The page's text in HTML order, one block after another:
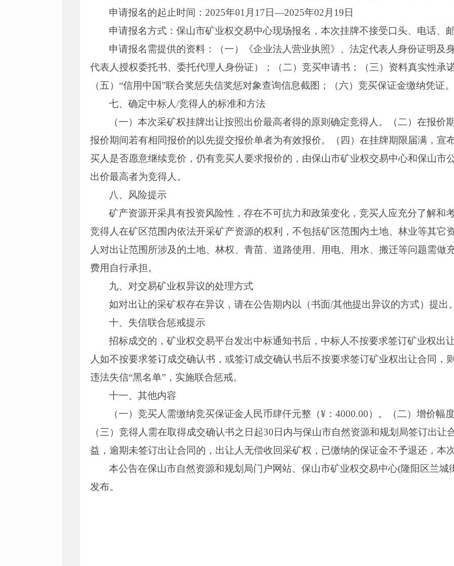
申请报名的起止时间：2025年01月17日—2025年02月19日
申请报名方式：保山市矿业权交易中心现场报名，本次挂牌不接受口头、电话、
申请报名需提供的资料：（一）《企业法人营业执照》、法定代表人身份证明及
代表人授权委托书、委托代理人身份证）；（二）竞买申请书；（三）资料真实性承
（五）“信用中国”联合奖惩失信奖惩对象查询信息截图；（六）竞买保证金缴纳凭证。
七、确定中标人/竞得人的标准和方法
（一）本次采矿权挂牌出让按照出价最高者得的原则确定竞得人。（二）在报价
报价期间若有相同报价的以先提交报价单者为有效报价。（四）在挂牌期限届满，宣
买人是否愿意继续竞价，仍有竞买人要求报价的，由保山市矿业权交易中心和保山市
出价最高者为竞得人。
八、风险提示
矿产资源开采具有投资风险性，存在不可抗力和政策变化，竞买人应充分了解和
竞得人在矿区范围内依法开采矿产资源的权利，不包括矿区范围内土地、林业等其它
人对出让范围所涉及的土地、林权、青苗、道路使用、用电、用水、搬迁等问题需做
费用自行承担。
九、对交易矿业权异议的处理方式
如对出让的采矿权存在异议，请在公告期内以（书面/其他提出异议的方式）提出
十、失信联合惩戒提示
招标成交的，矿业权交易平台发出中标通知书后，中标人不按要求签订矿业权出
人如不按要求签订成交确认书，或签订成交确认书后不按要求签订矿业权出让合同，
违法失信“黑名单”，实施联合惩戒。
十一、其他内容
（一）竞买人需缴纳竞买保证金人民币肆仟元整（¥：4000.00）。（二）增价幅
（三）竞得人需在取得成交确认书之日起30日内与保山市自然资源和规划局签订出让
益，逾期未签订出让合同的，出让人无偿收回采矿权，已缴纳的保证金不予退还，本
本公告在保山市自然资源和规划局门户网站、保山市矿业权交易中心(隆阳区兰城
发布。